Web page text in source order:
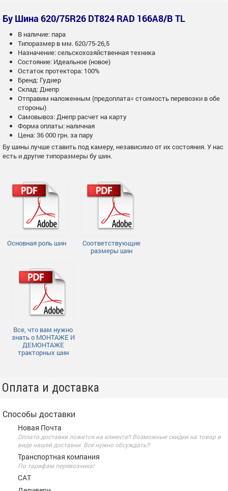
Бу Шина 620/75R26 DT824 RAD 166A8/B TL
В наличие: пара
Типоразмер в мм. 620/75-26,5
Назначение: сельскохозяйственная техника
Состояние: Идеальное (новое)
Остаток протектора: 100%
Бренд: Гудиер
Склад: Днепр
Отправим наложенным (предоплата= стоимость перевозки в обе
стороны)
Самовывоз: Днепр расчет на карту
Форма оплаты: наличная
Цена: 36 000 грн. за пару
Бу шины лучше ставить под камеру, независимо от их состояния. У нас
есть и другие типоразмеры бу шин.
Основная роль шин
Соответствующие
размеры шин
Все, что вам нужно
знать о МОНТАЖЕ И
ДЕМОНТАЖЕ
тракторных шин
Оплата и доставка
Способы доставки
Новая Почта
Оплата доставки ложится на клиента!! Возможные скидки на товар в
виде нашей доставки. Все нужно обсуждать!!
Транспортная компания
По тарифам перевозчика!
САТ